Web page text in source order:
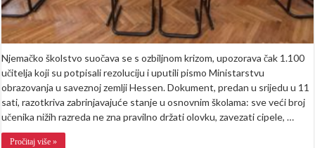
Njemačko školstvo suočava se s ozbiljnom krizom, upozorava čak 1.100
učitelja koji su potpisali rezoluciju i uputili pismo Ministarstvu
obrazovanja u saveznoj zemlji Hessen. Dokument, predan u srijedu u 11
sati, razotkriva zabrinjavajuće stanje u osnovnim školama: sve veći broj
učenika nižih razreda ne zna pravilno držati olovku, zavezati cipele, …
Pročitaj više »